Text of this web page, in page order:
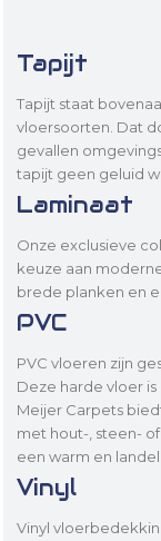
Tapijt
Tapijt staat
vloersoorten. Dat
gevallen
tapijt geen geluid
Laminaat
Onze exclusieve
keuze aan
brede planken en
PVC
PVC vloeren zijn
Deze harde vloer
Meijer Carpets
met hout-, steen-
een warm en
Vinyl
Vinyl